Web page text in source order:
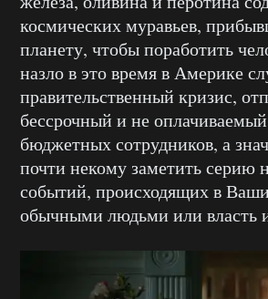
космических муравьев,
планету, чтобы поработить
назло в это время в Америке
правительственный кризис,
бессрочный и не
бюджетных сотрудников, а
почти некому заметить серию
событий, происходящих в
обычными людьми или